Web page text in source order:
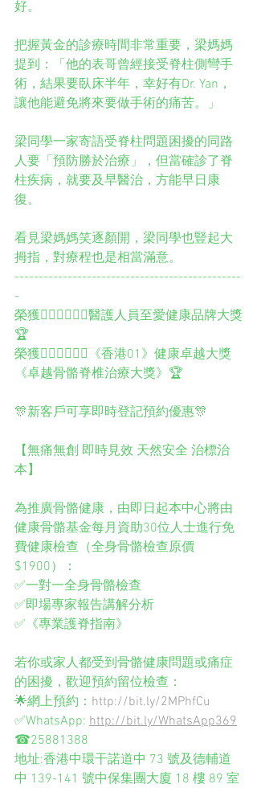
好。
把握黃金的診療時間非常重要，梁媽媽
提到：「他的表哥曾經接受脊柱側彎手
術，結果要臥床半年，幸好有Dr. Yan，
讓他能避免將來要做手術的痛苦。」
梁同學一家寄語受脊柱問題困擾的同路
人要「預防勝於治療」，但當確診了脊
柱疾病，就要及早醫治，方能早日康
復。
看見梁媽媽笑逐顏開，梁同學也豎起大
拇指，對療程也是相當滿意。
-----------------------------------------------
-
榮獲👨🏻‍⚕️👩🏻‍⚕️醫護人員至愛健康品牌大獎
🏆
榮獲👨🏻‍⚕️👩🏻‍⚕️《香港01》健康卓越大獎
《卓越骨骼脊椎治療大獎》🏆
🎊新客戶可享即時登記預約優惠🎊
【無痛無創 即時見效 天然安全 治標治
本】
為推廣骨骼健康，由即日起本中心將由
健康骨骼基金每月資助30位人士進行免
費健康檢查（全身骨骼檢查原價
$1900）：
✅一對一全身骨骼檢查
✅即場專家報告講解分析
✅《專業護脊指南》
若你或家人都受到骨骼健康問題或痛症
的困擾，歡迎預約留位檢查：
🌟網上預約： http://bit.ly/2MPhfCu
✅WhatsApp: http://bit.ly/WhatsApp369
☎25881388
地址:香港中環干諾道中 73 號及德輔道
中 139-141 號中保集團大廈 18 樓 89 室